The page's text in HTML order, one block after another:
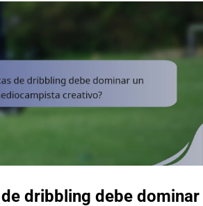
dribbling debe dominar